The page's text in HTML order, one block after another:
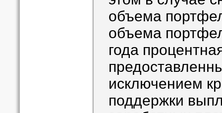
объема
объема
года
исключением
поддержки